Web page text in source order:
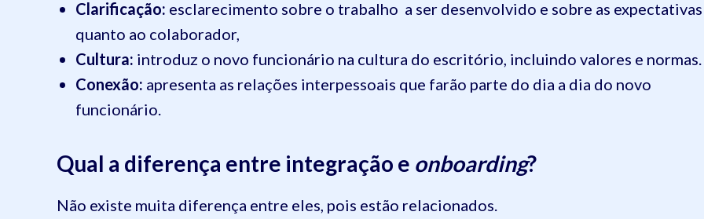
Clarificação: esclarecimento sobre o trabalho a ser desenvolvido e sobre as expectativas
quanto ao colaborador,
Cultura: introduz o novo funcionário na cultura do escritório, incluindo valores e normas.
Conexão: apresenta as relações interpessoais que farão parte do dia a dia do novo
funcionário.
Qual a diferença entre integração e onboarding?
Não existe muita diferença entre eles, pois estão relacionados.